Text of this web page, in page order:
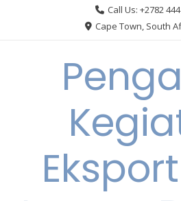
Call Us: +2782 444
Cape Town, South